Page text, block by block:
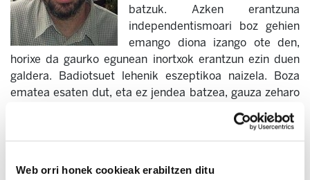
Web orri honek cookieak erabiltzen ditu
batzuk. Azken erantzuna
independentismoari boz gehien
emango diona izango ote den,
horixe da gaurko egunean inortxok erantzun ezin duen
galdera. Badiotsuet lehenik eszeptikoa naizela. Boza
ematea esaten dut, eta ez jendea batzea, gauza zeharo
desberdinak baitira. Ziurtasun baino zalantza gehiago
ditut, azken batean, egoera politikoa ez baitugu
lehenago bizitu. Edozelan ere, lerro hauen bitartez
erabakia, erakunde soberanistena baizik.